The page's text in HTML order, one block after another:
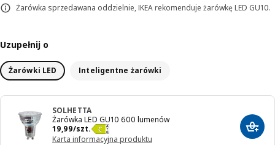
Żarówka sprzedawana oddzielnie, IKEA rekomenduje żarówkę LED GU10.
Uzupełnij o
Żarówki LED Inteligentne żarówki
SOLHETTA
Żarówka LED GU10 600 lumenów
19,99/szt.
Cena 19,99/szt.
Karta informacyjna produktu